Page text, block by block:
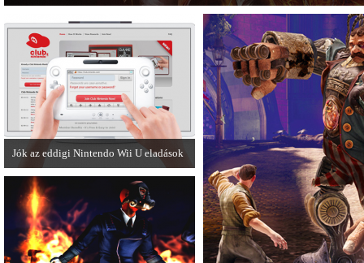
Napvilágra került a DmC PC-s változatának gépigénye, ezzel együtt a
dátumot is bejelentette a kiadó.
Jók az eddigi Nintendo Wii U eladások
A Nintendo Wii U meglévő hibáinak
ellenére remekül teljesít a japán piacon.